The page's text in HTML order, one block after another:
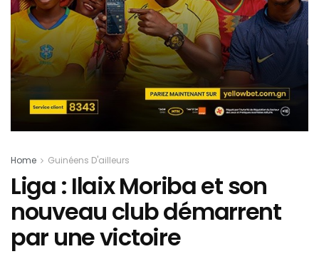
Home Guinéens D'ailleurs
Liga : Ilaix Moriba et son
nouveau club démarrent
par une victoire